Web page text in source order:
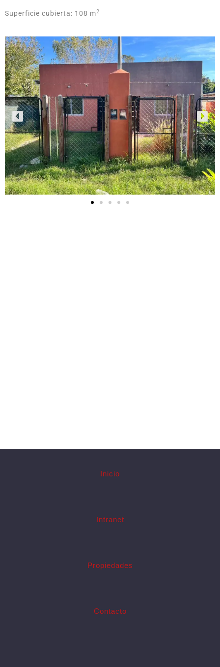
Superficie cubierta: 108 m2
Inicio
Intranet
Propiedades
Contacto